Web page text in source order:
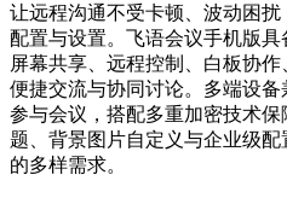
让远程沟通不受卡顿、波动困
配置与设置。飞语会议手机版
屏幕共享、远程控制、白板协
便捷交流与协同讨论。多端设
参与会议，搭配多重加密技术
题、背景图片自定义与企业级
的多样需求。